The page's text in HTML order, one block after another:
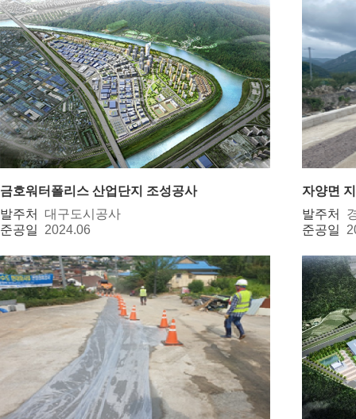
금호워터폴리스 산업단지 조성공사
발주처 대구도시공사
준공일 2024.06
자양면
발주처
준공일